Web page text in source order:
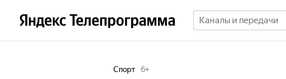
Спорт 6+